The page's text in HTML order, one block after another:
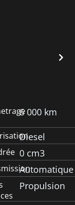
6 000 km
Diesel
0 cm3
Automatique
Propulsion